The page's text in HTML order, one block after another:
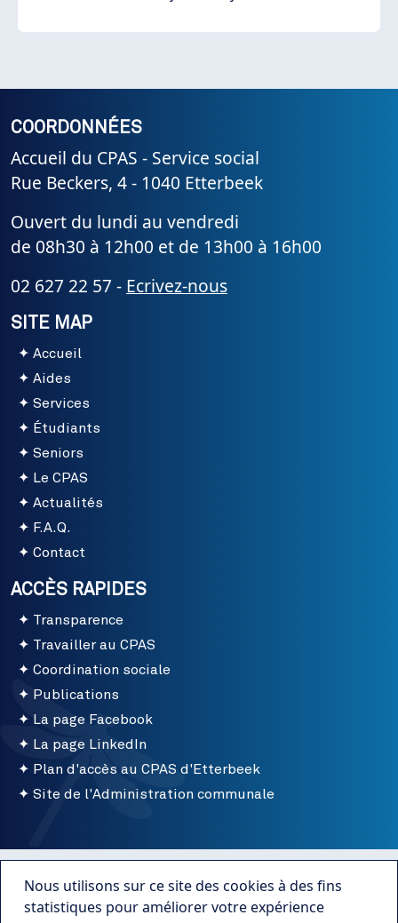
COORDONNÉES
Accueil du CPAS - Service social
Rue Beckers, 4 - 1040 Etterbeek
Ouvert du lundi au vendredi
de 08h30 à 12h00 et de 13h00 à 16h00
02 627 22 57 - Ecrivez-nous
SITE MAP
Accueil
Aides
Services
Étudiants
Seniors
Le CPAS
Actualités
F.A.Q.
Contact
ACCÈS RAPIDES
Transparence
Travailler au CPAS
Coordination sociale
Publications
La page Facebook
La page LinkedIn
Plan d'accès au CPAS d'Etterbeek
Site de l'Administration communale
Menu bottom
Mentions légales
Nous utilisons sur ce site des cookies à des fins
statistiques pour améliorer votre expérience